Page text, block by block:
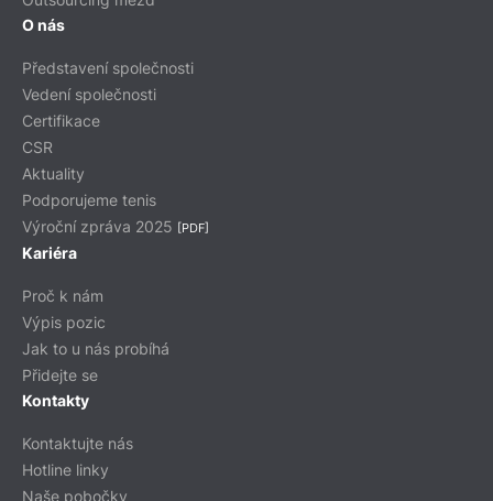
O nás
Představení společnosti
Vedení společnosti
Certifikace
CSR
Aktuality
Podporujeme tenis
Výroční zpráva 2025 [PDF]
Kariéra
Proč k nám
Výpis pozic
Jak to u nás probíhá
Přidejte se
Kontakty
Kontaktujte nás
Hotline linky
Naše pobočky